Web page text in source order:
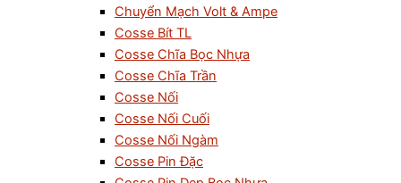
Chuyển Mạch Volt & Ampe
Cosse Bít TL
Cosse Chĩa Bọc Nhựa
Cosse Chĩa Trần
Cosse Nối
Cosse Nối Cuối
Cosse Nối Ngàm
Cosse Pin Đặc